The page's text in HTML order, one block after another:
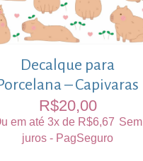
Decalque para
– Capivaras
R$20,00
em até 3x de R$6,67 Sem
juros - PagSeguro